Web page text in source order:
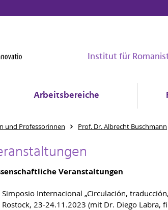
Institut für
Arbeitsbereiche
und Professorinnen Prof. Dr. Albrecht Buschmann
Veranstaltungen
Simposio Internacional „Circulación,
Rostock, 23-24.11.2023 (mit Dr. Diego Labra,